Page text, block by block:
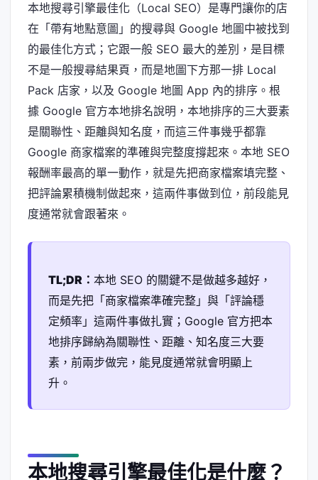
本地搜尋引擎最佳化（Local SEO）是專門讓你的店
在「帶有地點意圖」的搜尋與 Google 地圖中被找到
的最佳化方式；它跟一般 SEO 最大的差別，是目標
不是一般搜尋結果頁，而是地圖下方那一排 Local
Pack 店家，以及 Google 地圖 App 內的排序。根
據 Google 官方本地排名說明，本地排序的三大要素
是關聯性、距離與知名度，而這三件事幾乎都靠
Google 商家檔案的準確與完整度撐起來。本地 SEO
報酬率最高的單一動作，就是先把商家檔案填完整、
把評論累積機制做起來，這兩件事做到位，前段能見
度通常就會跟著來。
TL;DR： 本地 SEO 的關鍵不是做越多越好，
而是先把「商家檔案準確完整」與「評論穩
定頻率」這兩件事做扎實；Google 官方把本
地排序歸納為關聯性、距離、知名度三大要
素，前兩步做完，能見度通常就會明顯上
升。
本地搜尋引擎最佳化是什麼？